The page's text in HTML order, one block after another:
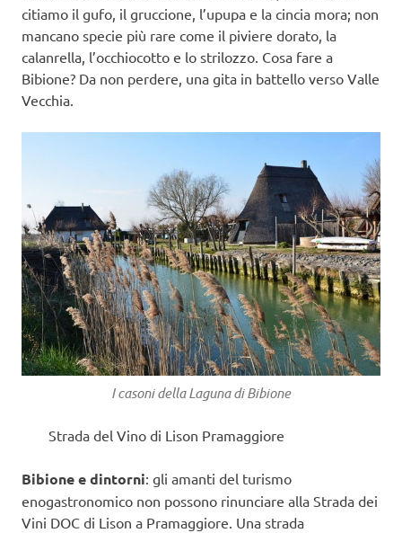
citiamo il gufo, il gruccione, l’upupa e la cincia mora; non
mancano specie più rare come il piviere dorato, la
calanrella, l’occhiocotto e lo strilozzo. Cosa fare a
Bibione? Da non perdere, una gita in battello verso Valle
Vecchia.
I casoni della Laguna di Bibione
Strada del Vino di Lison Pramaggiore
Bibione e dintorni: gli amanti del turismo
enogastronomico non possono rinunciare alla Strada dei
Vini DOC di Lison a Pramaggiore. Una strada